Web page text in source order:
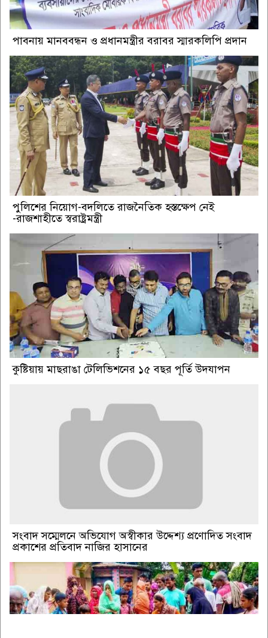
পাবনায় মানববন্ধন ও প্রধানমন্ত্রীর বরাবর স্মারকলিপি প্রদান
পুলিশের নিয়োগ-বদলিতে রাজনৈতিক হস্তক্ষেপ নেই
-রাজশাহীতে স্বরাষ্ট্রমন্ত্রী
কুষ্টিয়ায় মাছরাঙা টেলিভিশনের ১৫ বছর পূর্তি উদযাপন
সংবাদ সম্মেলনে অভিযোগ অস্বীকার উদ্দেশ্য প্রণোদিত সংবাদ
প্রকাশের প্রতিবাদ নাজির হাসানের